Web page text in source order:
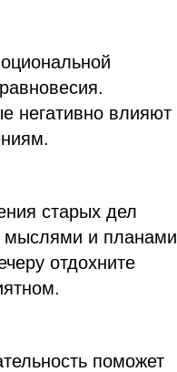
негативно влияют
старых дел
мыслями и планами
отдохните
поможет